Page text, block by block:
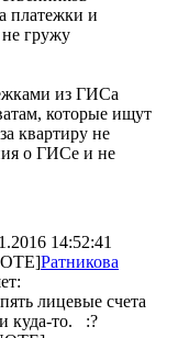
платежки и
не гружу
из ГИСа
которые ищут
квартиру не
о ГИСе и не
14:52:41
Ратникова
лицевые счета
куда-то. :?